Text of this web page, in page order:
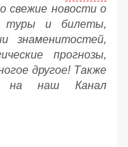
свежие новости о
туры и билеты,
знаменитостей,
прогнозы,
другое! Также
на наш Канал